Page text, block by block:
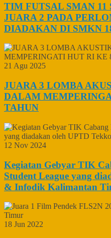
TIM FUTSAL SMAN
JUARA 2 PADA
DIADAKAN DI SMKN
21 Agu 2025
JUARA 3 LOMBA
DALAM
TAHUN
12 Nov 2024
Kegiatan Gebyar TIK
Student League yang
& Infodik Kalimantan
18 Jun 2022